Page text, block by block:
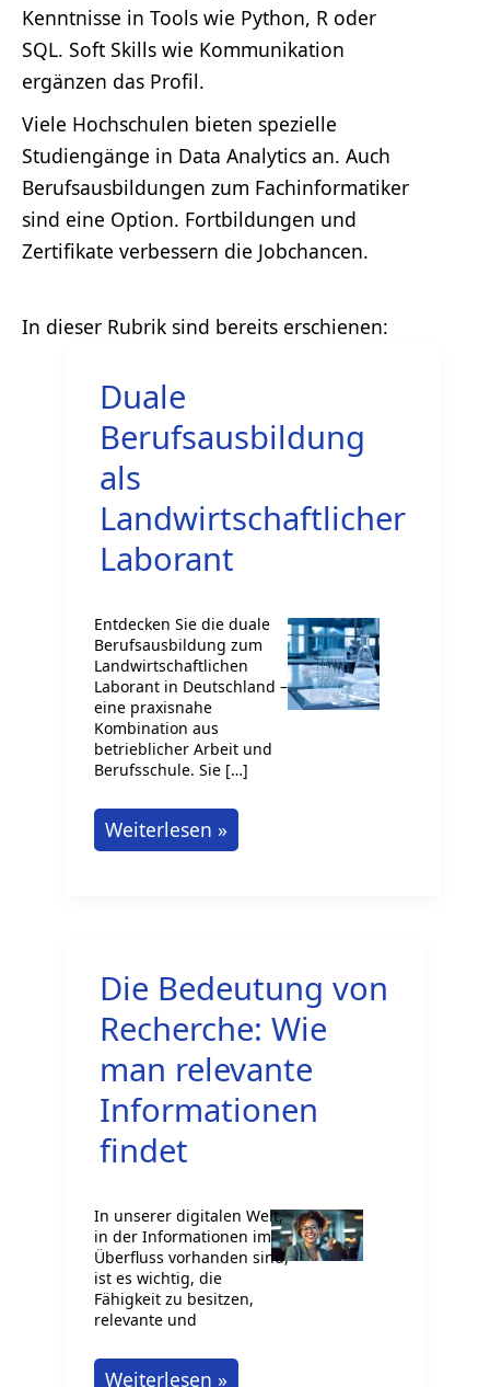
Kenntnisse in Tools wie Python, R oder
SQL. Soft Skills wie Kommunikation
ergänzen das Profil.
Viele Hochschulen bieten spezielle
Studiengänge in Data Analytics an. Auch
Berufsausbildungen zum Fachinformatiker
sind eine Option. Fortbildungen und
Zertifikate verbessern die Jobchancen.
Duale
Berufsausbildung
als
Landwirtschaftlicher
Laborant
Entdecken Sie die duale
Berufsausbildung zum
Landwirtschaftlichen
Laborant in Deutschland –
eine praxisnahe
Kombination aus
betrieblicher Arbeit und
Berufsschule. Sie […]
Duale
Berufsausbildung
Weiterlesen »
Die Bedeutung von
Recherche: Wie
man relevante
Informationen
findet
In unserer digitalen Welt,
in der Informationen im
Überfluss vorhanden sind,
ist es wichtig, die
Fähigkeit zu besitzen,
relevante und
Die
Weiterlesen »